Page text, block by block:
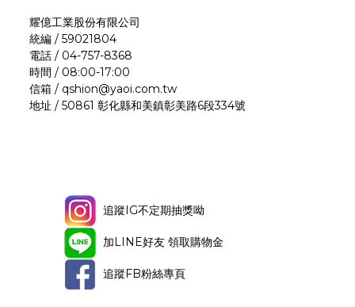
耀億工業股份有限公司
統編 / 59021804
電話 / 04-757-8368
時間 / 08:00-17:00
信箱 / qshion@yaoi.com.tw
地址 / 50861 彰化縣和美鎮彰美路6段334號
追蹤IG不定期抽獎呦
加LINE好友 領取購物金
追蹤FB粉絲專頁